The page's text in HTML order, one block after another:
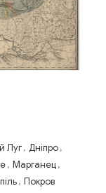
Луг, Дніпро,
, Марганец,
, Покров